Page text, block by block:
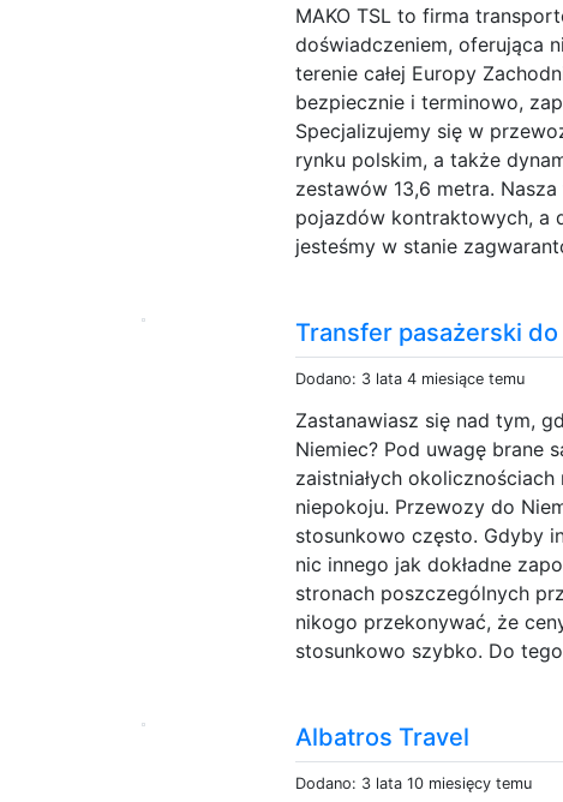
MAKO TSL to firma
doświadczeniem, oferująca
terenie całej Europy
bezpiecznie i terminowo,
Specjalizujemy się w
rynku polskim, a także
zestawów 13,6 metra.
pojazdów kontraktowych, a
jesteśmy w stanie
Transfer pasażerski
Dodano: 3 lata 4 miesiące temu
Zastanawiasz się nad tym,
Niemiec? Pod uwagę brane
zaistniałych
niepokoju. Przewozy do
stosunkowo często. Gdyby
nic innego jak dokładne
stronach poszczególnych
nikogo przekonywać, że
stosunkowo szybko. Do
Albatros Travel
Dodano: 3 lata 10 miesięcy temu